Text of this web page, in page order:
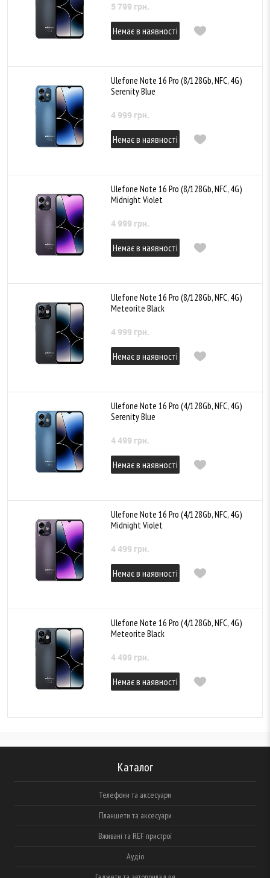
5 799 грн.
Немає в наявності
Ulefone Note 16 Pro (8/128Gb, NFC, 4G)
Serenity Blue
4 999 грн.
Немає в наявності
Ulefone Note 16 Pro (8/128Gb, NFC, 4G)
Midnight Violet
4 999 грн.
Немає в наявності
Ulefone Note 16 Pro (8/128Gb, NFC, 4G)
Meteorite Black
4 999 грн.
Немає в наявності
Ulefone Note 16 Pro (4/128Gb, NFC, 4G)
Serenity Blue
4 499 грн.
Немає в наявності
Ulefone Note 16 Pro (4/128Gb, NFC, 4G)
Midnight Violet
4 499 грн.
Немає в наявності
Ulefone Note 16 Pro (4/128Gb, NFC, 4G)
Meteorite Black
4 499 грн.
Немає в наявності
Каталог
Телефони та аксесуари
Планшети та аксесуари
Вживані та REF пристрої
Аудіо